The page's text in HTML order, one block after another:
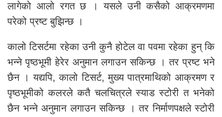
लागेको आलो रगत छ । यसले उनी कसैको आक्रमणमा
परेको प्रष्ट बुझिन्छ ।
कालो टिसर्टमा रहेका उनी कुनै होटेल वा पवमा रहेका हुन् कि
भन्ने पृष्ठभूमी हेरेर अनुमान लगाउन सकिन्छ । तर प्रष्ट भने
छैन । यद्यपि, कालो टिसर्ट, मुख्य पात्रमाथिको आक्रमण र
पृष्ठभूमीको कलरले कतै चलचित्रले स्याड स्टोरी त भनेको
छैन भन्ने अनुमान लगाउन सकिन्छ । तर निर्माणपक्षले स्टोरी